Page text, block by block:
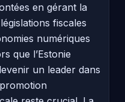
en gérant la
fiscales
numériques
que l’Estonie
un leader dans